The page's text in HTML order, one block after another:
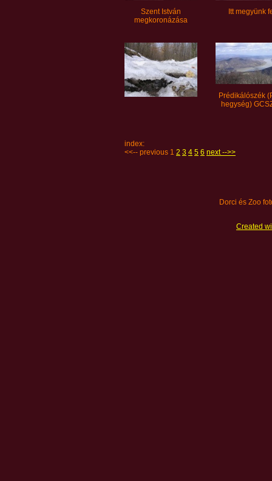
Szent István
megkoronázása
Itt megyünk
Prédikálószék
hegység)
index:
<<-- previous 1 2 3 4 5 6 next -->>
Dorci és Zoo
Created